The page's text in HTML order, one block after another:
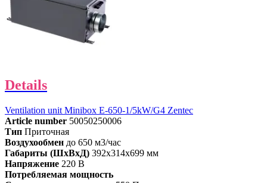
Details
Ventilation unit Minibox E-650-1/5kW/G4 Zentec
Article number 50050250006
Тип Приточная
Воздухообмен до 650 м3/час
Габариты (ШхВхД) 392x314x699 мм
Напряжение 220 В
Потребляемая мощность